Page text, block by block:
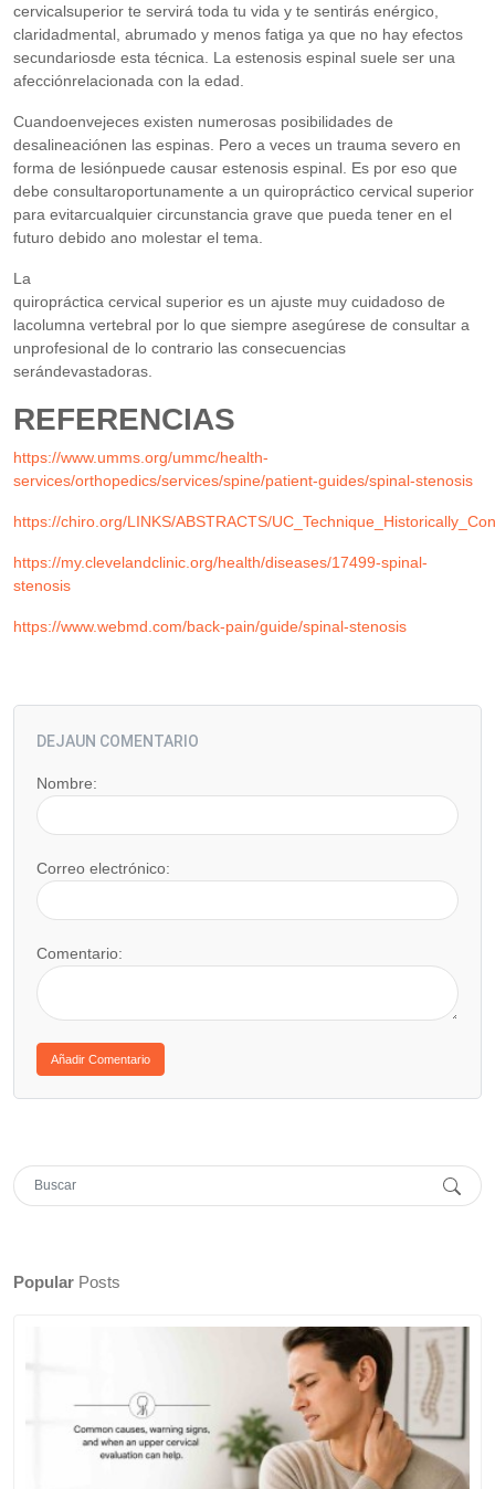
cervicalsuperior te servirá toda tu vida y te sentirás enérgico,
claridadmental, abrumado y menos fatiga ya que no hay efectos
secundariosde esta técnica. La estenosis espinal suele ser una
afecciónrelacionada con la edad.
Cuandoenvejeces existen numerosas posibilidades de
desalineaciónen las espinas. Pero a veces un trauma severo en
forma de lesiónpuede causar estenosis espinal. Es por eso que
debe consultaroportunamente a un quiropráctico cervical superior
para evitarcualquier circunstancia grave que pueda tener en el
futuro debido ano molestar el tema.
La
quiropráctica cervical superior es un ajuste muy cuidadoso de
lacolumna vertebral por lo que siempre asegúrese de consultar a
unprofesional de lo contrario las consecuencias
serándevastadoras.
REFERENCIAS
https://www.umms.org/ummc/health-
services/orthopedics/services/spine/patient-guides/spinal-stenosis
https://chiro.org/LINKS/ABSTRACTS/
https://my.clevelandclinic.org/health/diseases/17499-spinal-
stenosis
https://www.webmd.com/back-pain/guide/spinal-stenosis
DEJAUN COMENTARIO
Nombre:
Correo electrónico:
Comentario:
Popular Posts